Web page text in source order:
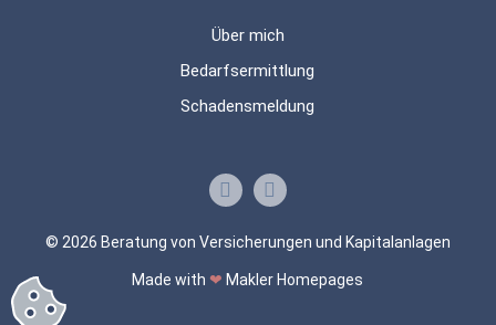
Über mich
Bedarfsermittlung
Schadensmeldung
© 2026 Beratung von Versicherungen und Kapitalanlagen
Made with❤ Makler Homepages